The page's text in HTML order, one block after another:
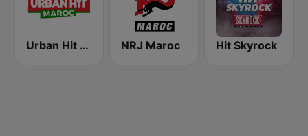
Urban Hit Maroc NRJ Maroc Hit Skyrock